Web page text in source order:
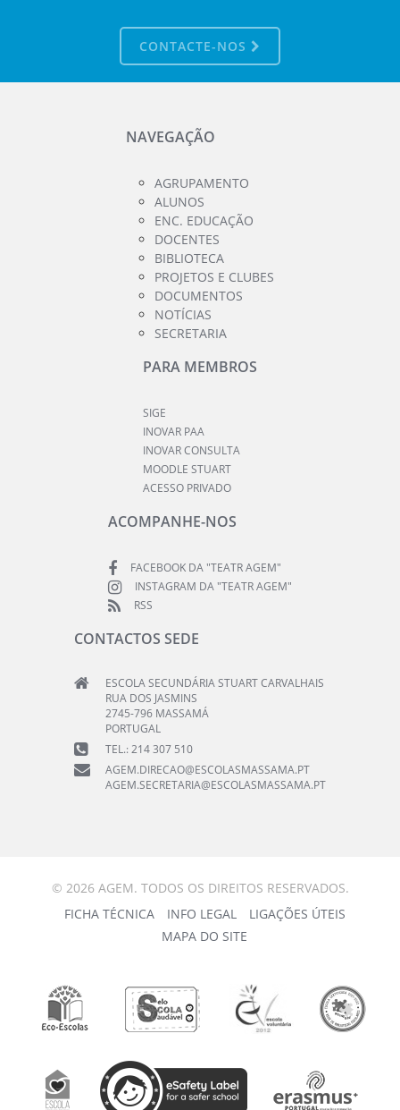
CONTACTE-NOS
NAVEGAÇÃO
AGRUPAMENTO
ALUNOS
ENC. EDUCAÇÃO
DOCENTES
BIBLIOTECA
PROJETOS E CLUBES
DOCUMENTOS
NOTÍCIAS
SECRETARIA
PARA MEMBROS
SIGE
INOVAR PAA
INOVAR CONSULTA
MOODLE STUART
ACESSO PRIVADO
ACOMPANHE-NOS
FACEBOOK DA "TEATR AGEM"
INSTAGRAM DA "TEATR AGEM"
RSS
CONTACTOS SEDE
ESCOLA SECUNDÁRIA STUART CARVALHAIS
RUA DOS JASMINS
2745-796 MASSAMÁ
PORTUGAL
TEL.: 214 307 510
AGEM.DIRECAO@ESCOLASMASSAMA.PT
AGEM.SECRETARIA@ESCOLASMASSAMA.PT
© 2026 AGEM. TODOS OS DIREITOS RESERVADOS.
FICHA TÉCNICA
INFO LEGAL
LIGAÇÕES ÚTEIS
MAPA DO SITE